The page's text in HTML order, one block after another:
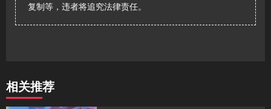
复制等，违者将追究法律责任。
相关推荐